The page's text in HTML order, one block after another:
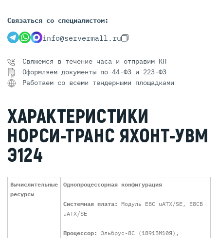
Связаться со специалистом:
info@servermall.ru
Свяжемся в течение часа и отправим КП
Оформляем документы по 44-ФЗ и 223-ФЗ
Работаем со всеми тендерными площадками
ХАРАКТЕРИСТИКИ
НОРСИ-ТРАНС ЯХОНТ-УВМ
Э124
Вычислительные
ресурсы
Однопроцессорная конфигурация
Системная плата: Модуль E8C uATX/SE, E8CB
uATX/SE
Процессор: Эльбрус-8С (1891ВМ10Я),